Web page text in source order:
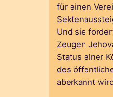
für einen
Und sie
Zeugen
Status einer
des
aberkannt